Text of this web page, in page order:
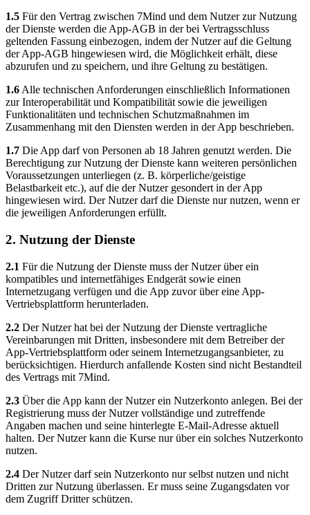
1.5 Für den Vertrag zwischen 7Mind und dem Nutzer zur Nutzung
der Dienste werden die App-AGB in der bei Vertragsschluss
geltenden Fassung einbezogen, indem der Nutzer auf die Geltung
der App-AGB hingewiesen wird, die Möglichkeit erhält, diese
abzurufen und zu speichern, und ihre Geltung zu bestätigen.
1.6Alle technischen Anforderungen einschließlich Informationen
zur Interoperabilität und Kompatibilität sowie die jeweiligen
Funktionalitäten und technischen Schutzmaßnahmen im
Zusammenhang mit den Diensten werden in der App beschrieben.
1.7 Die App darf von Personen ab 18 Jahren genutzt werden. Die
Berechtigung zur Nutzung der Dienste kann weiteren persönlichen
Voraussetzungen unterliegen (z. B. körperliche/geistige
Belastbarkeit etc.), auf die der Nutzer gesondert in der App
hingewiesen wird. Der Nutzer darf die Dienste nur nutzen, wenn er
die jeweiligen Anforderungen erfüllt.
2. Nutzung der Dienste
2.1 Für die Nutzung der Dienste muss der Nutzer über ein
kompatibles und internetfähiges Endgerät sowie einen
Internetzugang verfügen und die App zuvor über eine App-
Vertriebsplattform herunterladen.
2.2 Der Nutzer hat bei der Nutzung der Dienste vertragliche
Vereinbarungen mit Dritten, insbesondere mit dem Betreiber der
App-Vertriebsplattform oder seinem Internetzugangsanbieter, zu
berücksichtigen. Hierdurch anfallende Kosten sind nicht Bestandteil
des Vertrags mit 7Mind.
2.3 Über die App kann der Nutzer ein Nutzerkonto anlegen. Bei der
Registrierung muss der Nutzer vollständige und zutreffende
Angaben machen und seine hinterlegte E-Mail-Adresse aktuell
halten. Der Nutzer kann die Kurse nur über ein solches Nutzerkonto
nutzen.
2.4 Der Nutzer darf sein Nutzerkonto nur selbst nutzen und nicht
Dritten zur Nutzung überlassen. Er muss seine Zugangsdaten vor
dem Zugriff Dritter schützen.